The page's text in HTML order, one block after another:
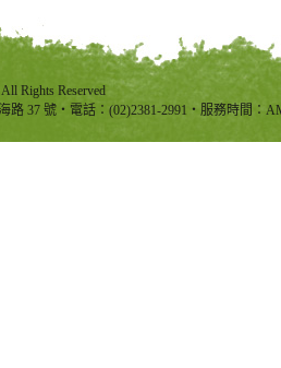
Rights Reserved
路 37 號‧電話：(02)2381-2991‧服務時間：